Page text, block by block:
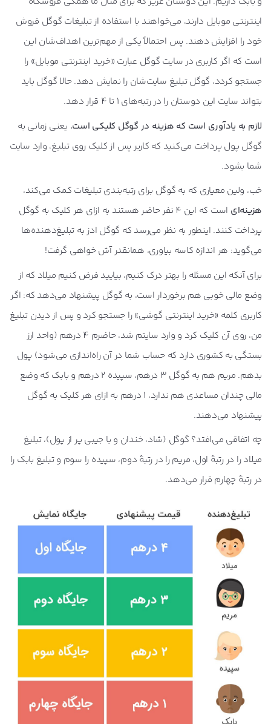
اینترنتی موبایل دارند، می‌خواهند با استفاده از تبلیغات گوگل فروش
خود را افزایش دهند. پس احتمالاً یکی از مهم‌ترین اهداف‌شان این
است که اگر کاربری در سایت گوگل عبارت «خرید اینترنتی موبایل» را
جستجو کردد، گوگل تبلیغ سایت‌شان را نمایش دهد. حالا گوگل باید
بتواند سایت این دوستان را در رتبه‌های 1 تا 4 قرار دهد.
لازم به یادآوری است که هزینه در گوگل کلیکی است. یعنی زمانی به
گوگل پول پرداخت می‌کنید که کاربر پس از کلیک روی تبلیغ، وارد سایت
شما بشود.
خب، ولین معیاری که به گوگل برای رتبه‌بندی تبلیغات کمک می‌کند،
هزینه‌ای
است که این 4 نفر حاضر هستند به ازای هر کلیک به گوگل
پرداخت کنند. اینطور به نظر می‌رسد که گوگل ادز به تبلیغ‌دهنده‌ها
می‌گوید: هر اندازه کاسه بیاوری، همانقدر آش خواهی گرفت!
برای آنکه این مسئله را بهتر درک کنیم، بیایید فرض کنیم میلاد که از
وضع مالی خوبی هم برخوردار است، به گوگل پیشنهاد می‌دهد که: اگر
کاربری کلمه «خرید اینترنتی گوشی» را جستجو کرد و پس از دیدن تبلیغ
من، روی آن کلیک کرد و وارد سایتم شد، حاضرم 4 درهم (واحد ارز
بستگی به کشوری دارد که حساب شما در آن راه‌اندازی می‌شود) پول
بدهم. مریم هم به گوگل 3 درهم، سپیده 2 درهم و بابک که وضع
مالی چندان مساعدی هم ندارد، 1 درهم به ازای هر کلیک به گوگل
پیشنهاد می‌دهند.
چه اتفاقی می‌افتد؟ گوگل (شاد، خندان و با جیبی پر از پول)، تبلیغ
میلاد را در رتبۀ اول، مریم را در رتبۀ دوم، سپیده را سوم و تبلیغ بابک را
در رتبۀ چهارم قرار می‌دهد.